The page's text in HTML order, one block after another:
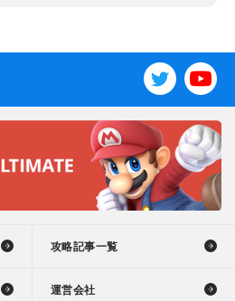
攻略記事一覧
運営会社